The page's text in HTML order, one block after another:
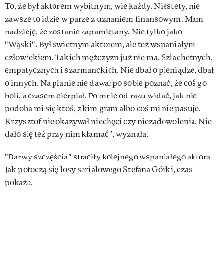
To, że był aktorem wybitnym, wie każdy. Niestety, nie
zawsze to idzie w parze z uznaniem finansowym. Mam
nadzieję, że zostanie zapamiętany. Nie tylko jako
"Wąski". Był świetnym aktorem, ale też wspaniałym
człowiekiem. Takich mężczyzn już nie ma. Szlachetnych,
empatycznych i szarmanckich. Nie dbał o pieniądze, dbał
o innych. Na planie nie dawał po sobie poznać, że coś go
boli, a czasem cierpiał. Po mnie od razu widać, jak nie
podoba mi się ktoś, z kim gram albo coś mi nie pasuje.
Krzysztof nie okazywał niechęci czy niezadowolenia. Nie
dało się też przy nim kłamać”, wyznała.
"Barwy szczęścia" straciły kolejnego wspaniałego aktora.
Jak potoczą się losy serialowego Stefana Górki, czas
pokaże.